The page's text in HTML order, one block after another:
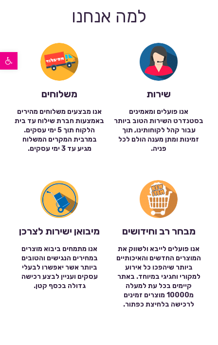
פתח סרגל נגישות
למה אנחנו
שירות
אנו פועלים ומאמינים
בסטנדרט השירות הטוב ביותר
עבור קהל לקוחותינו, תוך
זמינות ומתן מענה הולם לכל
פניה.
משלוחים
אנו מבצעים משלוחים מהירים
באמצעות חברת שילוח עד בית
הלקוח תוך 5 ימי עסקים.
במרבית המקרים המשלוח
מגיע עד 3 ימי עסקים.
מבחר רב וחידושים
אנו פועלים לייבא ולשווק את
המוצרים החדשים והאיכותיים
ביותר שיהפכו כל אירוע
למקורי וחגיגי במיוחד. באתר
קיימים בכל עת למעלה
מ10000 מוצרים זמינים
לרכישה בלחיצת כפתור.
מיבואן ישירות לצרכן
אנו מתמחים ביבוא מוצרים
במחירים הנגישים והטובים
ביותר אשר יאפשרו לבעלי
עסקים ועניין לבצע רכישה
גדולה בכסף קטן.